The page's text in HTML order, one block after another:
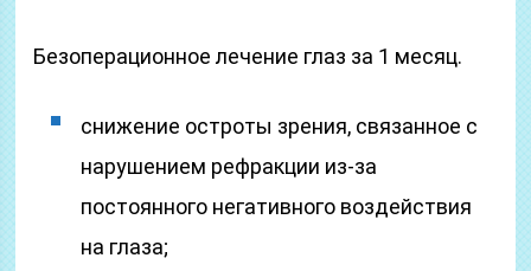
Безоперационное лечение глаз за 1 месяц.
снижение остроты зрения, связанное с
нарушением рефракции из-за
постоянного негативного воздействия
на глаза;